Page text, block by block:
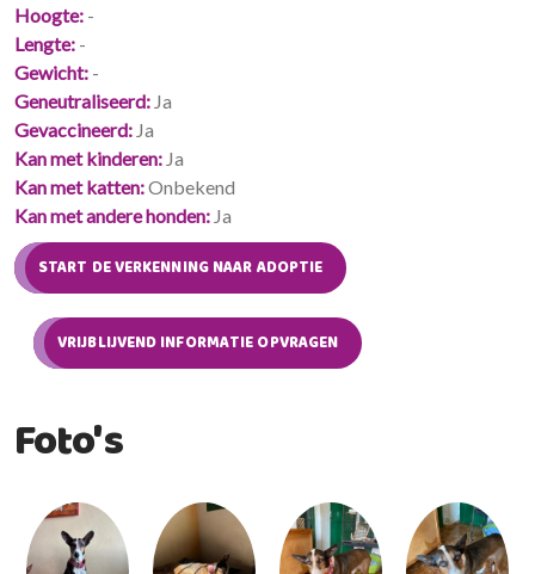
Hoogte -
Lengte -
Gewicht -
Geneutraliseerd Ja
Gevaccineerd Ja
Kan met kinderen Ja
Kan met katten Onbekend
Kan met andere honden Ja
START DE VERKENNING NAAR ADOPTIE
VRIJBLIJVEND INFORMATIE OPVRAGEN
Foto's